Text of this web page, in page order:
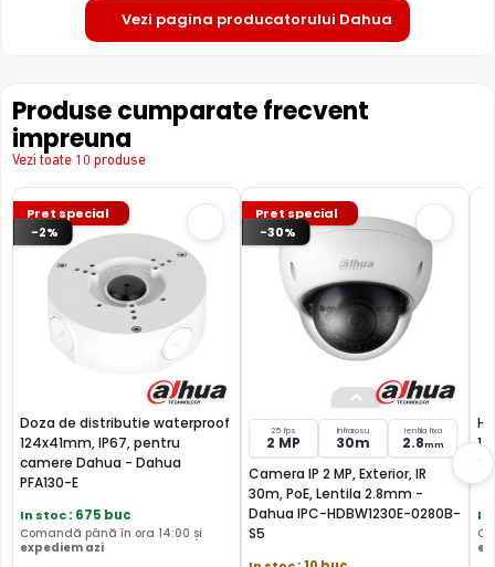
Vezi pagina producatorului Dahua
Produse cumparate frecvent
impreuna
Vezi toate 10 produse
Pret special
-2%
Doza de distributie waterproof
124x41mm, IP67, pentru
camere Dahua - Dahua
PFA130-E
In stoc: 675 buc
Comandă până în ora 14:00 și
expediem azi
Pret special
-30%
25 fps
2 MP
Infrarosu
30m
lentila fixa
2.8mm
Camera IP 2 MP, Exterior, IR
30m, PoE, Lentila 2.8mm -
Dahua IPC-HDBW1230E-0280B-
S5
In